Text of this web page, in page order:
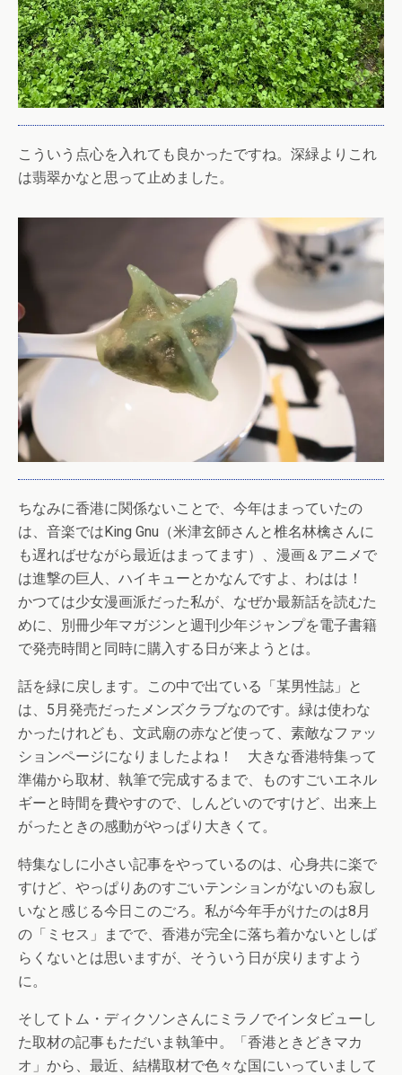
こういう点心を入れても良かったですね。深緑よりこれ
は翡翠かなと思って止めました。
ちなみに香港に関係ないことで、今年はまっていたの
は、音楽ではKing Gnu（米津玄師さんと椎名林檎さんに
も遅ればせながら最近はまってます）、漫画＆アニメで
は進撃の巨人、ハイキューとかなんですよ、わはは！
かつては少女漫画派だった私が、なぜか最新話を読むた
めに、別冊少年マガジンと週刊少年ジャンプを電子書籍
で発売時間と同時に購入する日が来ようとは。
話を緑に戻します。この中で出ている「某男性誌」と
は、5月発売だったメンズクラブなのです。緑は使わな
かったけれども、文武廟の赤など使って、素敵なファッ
ションページになりましたよね！ 大きな香港特集って
準備から取材、執筆で完成するまで、ものすごいエネル
ギーと時間を費やすので、しんどいのですけど、出来上
がったときの感動がやっぱり大きくて。
特集なしに小さい記事をやっているのは、心身共に楽で
すけど、やっぱりあのすごいテンションがないのも寂し
いなと感じる今日このごろ。私が今年手がけたのは8月
の「ミセス」までで、香港が完全に落ち着かないとしば
らくないとは思いますが、そういう日が戻りますよう
に。
そしてトム・ディクソンさんにミラノでインタビューし
た取材の記事もただいま執筆中。「香港ときどきマカ
オ」から、最近、結構取材で色々な国にいっていまして